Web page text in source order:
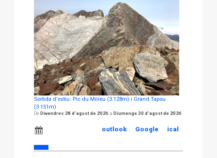
Sortida d'estiu: Pic du Milieu (3.128m) i Grand Tapou
(3.151m)
Divendres 28 d'agost de 2026 Diumenge 30 d'agost de 2026
ical
Google
outlook